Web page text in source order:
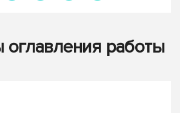
оглавления работы